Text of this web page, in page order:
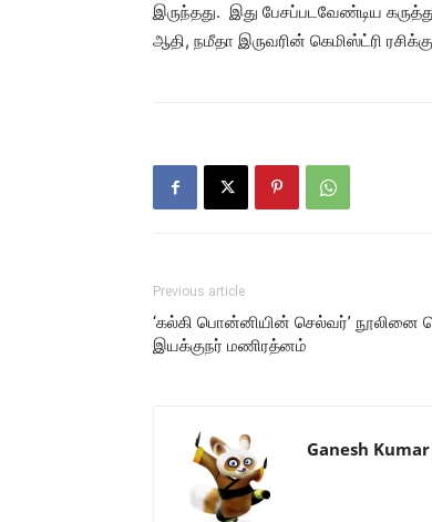
இருந்தது. இது பேசப்படவேண்டிய
ஆதி, நமீதா இருவரின் கெமிஸ்ட்ரி
Previous article
‘கல்கி பொன்னியின் செல்வர்’ நூலினை
இயக்குநர் மணிரத்னம்
Ganesh Kumar